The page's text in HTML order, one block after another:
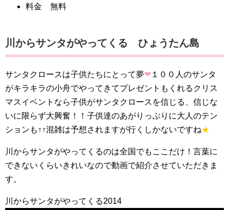
料金 無料
川からサンタがやってくる ひょうたん島
サンタクロースは子供たちにとって夢❤ １００人のサンタ
がキラキラの小舟でやってきてプレゼントもくれるクリス
マスイベントなら子供がサンタクロースを信じる、信じな
いに限らず大興奮！！子供達のあがりっぷりに大人のテン
ションも↑↑混雑は予想されますが行くしかないですね★
川からサンタがやってくるのは全国でもここだけ！言葉に
できないくらいきれいなので動画で紹介させていただきま
す。
川からサンタがやってくる2014